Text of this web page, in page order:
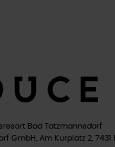
Bad Tatzmannsdorf
GmbH, Am Kurplatz 2, 7431